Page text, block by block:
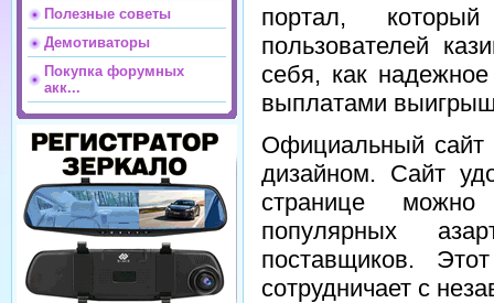
Полезные советы
Демотиваторы
Покупка форумных
акк...
портал,
пользователей
себя, как
выплатами
Официальный сайт
дизайном. Сайт
странице можно
популярных
поставщиков.
сотрудничает с